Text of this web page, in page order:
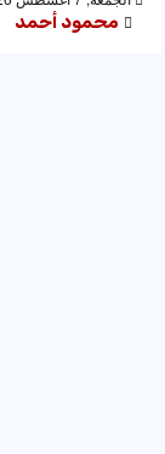
محمود أحمد